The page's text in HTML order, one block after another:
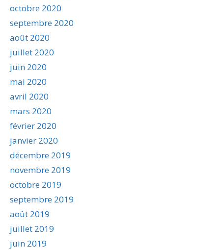
octobre 2020
septembre 2020
août 2020
juillet 2020
juin 2020
mai 2020
avril 2020
mars 2020
février 2020
janvier 2020
décembre 2019
novembre 2019
octobre 2019
septembre 2019
août 2019
juillet 2019
juin 2019